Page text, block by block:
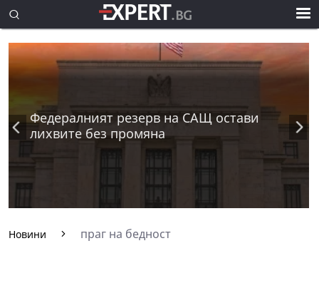
Федералният резерв на САЩ остави
лихвите без промяна
Новини праг на бедност